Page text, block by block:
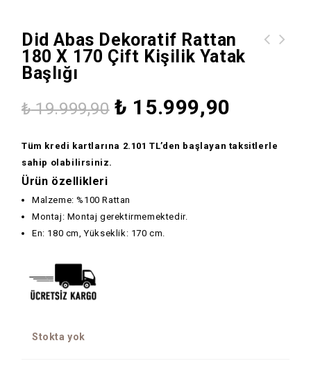
Did Abas Dekoratif Rattan
180 X 170 Çift Kişilik Yatak
Başlığı
₺19.999,90 ₺ 15.999,90
Tüm kredi kartlarına 2.101 TL’den başlayan taksitlerle
sahip olabilirsiniz.
Ürün özellikleri
Malzeme: %100 Rattan
Montaj: Montaj gerektirmemektedir.
En: 180 cm, Yükseklik: 170 cm.
Stokta yok